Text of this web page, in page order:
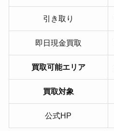
引き取り
即日現金買取
買取可能エリア
買取対象
公式HP